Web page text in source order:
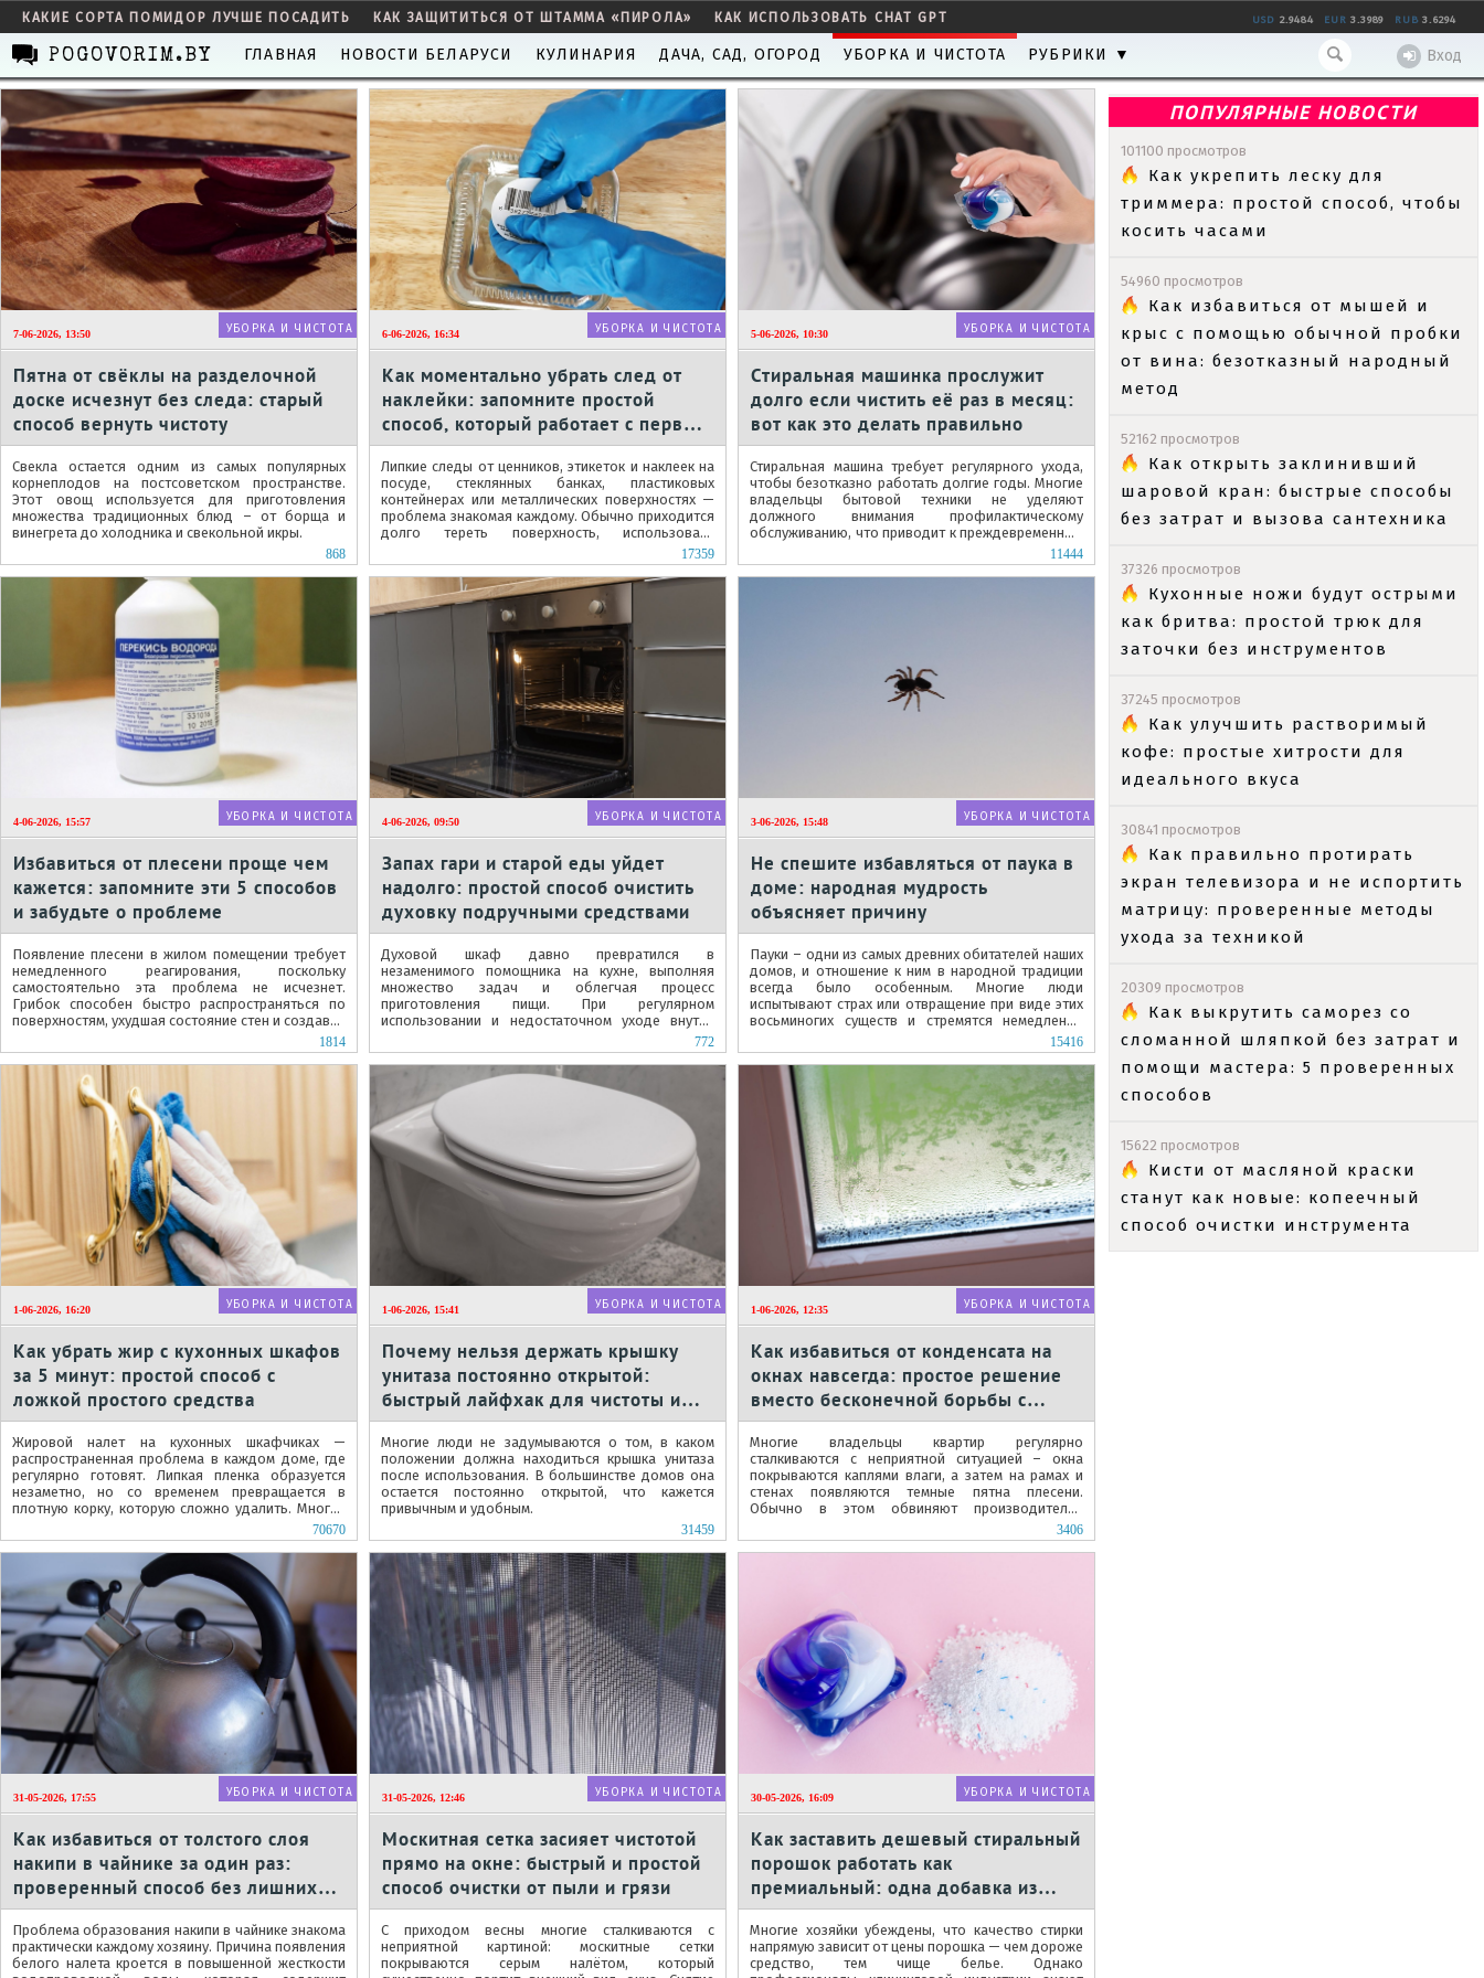
КАКИЕ СОРТА ПОМИДОР ЛУЧШЕ ПОСАДИТЬ КАК ЗАЩИТИТЬСЯ ОТ ШТАММА «ПИРОЛА» КАК ИСПОЛЬЗОВАТЬ CHAT GPT USD 2.9484 EUR 3.3989 RUB 3.6294
Вход
POGOVORIM.BY ГЛАВНАЯ НОВОСТИ БЕЛАРУСИ КУЛИНАРИЯ ДАЧА, САД, ОГОРОД УБОРКА И ЧИСТОТА РУБРИКИ ▼
ПОПУЛЯРНЫЕ НОВОСТИ
101100 просмотров
Как укрепить леску для
триммера: простой способ, чтобы
косить часами
54960 просмотров
Как избавиться от мышей и
крыс с помощью обычной пробки
от вина: безотказный народный
метод
52162 просмотров
Как открыть заклинивший
шаровой кран: быстрые способы
без затрат и вызова сантехника
37326 просмотров
Кухонные ножи будут острыми
как бритва: простой трюк для
заточки без инструментов
37245 просмотров
Как улучшить растворимый
кофе: простые хитрости для
идеального вкуса
30841 просмотров
Как правильно протирать
экран телевизора и не испортить
матрицу: проверенные методы
ухода за техникой
20309 просмотров
Как выкрутить саморез со
сломанной шляпкой без затрат и
помощи мастера: 5 проверенных
способов
15622 просмотров
Кисти от масляной краски
станут как новые: копеечный
способ очистки инструмента
7-06-2026, 13:50 УБОРКА И ЧИСТОТА
Пятна от свёклы на разделочной
доске исчезнут без следа: старый
способ вернуть чистоту
Свекла остается одним из самых популярных
корнеплодов на постсоветском пространстве.
Этот овощ используется для приготовления
множества традиционных блюд – от борща и
винегрета до холодника и свекольной икры.
868
6-06-2026, 16:34 УБОРКА И ЧИСТОТА
Как моментально убрать след от
наклейки: запомните простой
способ, который работает с первого
раза
Липкие следы от ценников, этикеток и наклеек на
посуде, стеклянных банках, пластиковых
контейнерах или металлических поверхностях —
проблема знакомая каждому. Обычно приходится
долго тереть поверхность, использовать
17359
5-06-2026, 10:30 УБОРКА И ЧИСТОТА
Стиральная машинка прослужит
долго если чистить её раз в месяц:
вот как это делать правильно
Стиральная машина требует регулярного ухода,
чтобы безотказно работать долгие годы. Многие
владельцы бытовой техники не уделяют
должного внимания профилактическому
обслуживанию, что приводит к преждевременным
11444
4-06-2026, 15:57 УБОРКА И ЧИСТОТА
Избавиться от плесени проще чем
кажется: запомните эти 5 способов
и забудьте о проблеме
Появление плесени в жилом помещении требует
немедленного реагирования, поскольку
самостоятельно эта проблема не исчезнет.
Грибок способен быстро распространяться по
поверхностям, ухудшая состояние стен и создавая
1814
4-06-2026, 09:50 УБОРКА И ЧИСТОТА
Запах гари и старой еды уйдет
надолго: простой способ очистить
духовку подручными средствами
Духовой шкаф давно превратился в
незаменимого помощника на кухне, выполняя
множество задач и облегчая процесс
приготовления пищи. При регулярном
использовании и недостаточном уходе внутри
неизбежно появляются неприятные запахи, с
которыми многие...
772
3-06-2026, 15:48 УБОРКА И ЧИСТОТА
Не спешите избавляться от паука в
доме: народная мудрость
объясняет причину
Пауки – одни из самых древних обитателей наших
домов, и отношение к ним в народной традиции
всегда было особенным. Многие люди
испытывают страх или отвращение при виде этих
восьминогих существ и стремятся немедленно
15416
1-06-2026, 16:20 УБОРКА И ЧИСТОТА
Как убрать жир с кухонных шкафов
за 5 минут: простой способ с
ложкой простого средства
Жировой налет на кухонных шкафчиках —
распространенная проблема в каждом доме, где
регулярно готовят. Липкая пленка образуется
незаметно, но со временем превращается в
плотную корку, которую сложно удалить. Многие
70670
1-06-2026, 15:41 УБОРКА И ЧИСТОТА
Почему нельзя держать крышку
унитаза постоянно открытой:
быстрый лайфхак для чистоты и
порядка
Многие люди не задумываются о том, в каком
положении должна находиться крышка унитаза
после использования. В большинстве домов она
остается постоянно открытой, что кажется
привычным и удобным.
31459
1-06-2026, 12:35 УБОРКА И ЧИСТОТА
Как избавиться от конденсата на
окнах навсегда: простое решение
вместо бесконечной борьбы с
влагой
Многие владельцы квартир регулярно
сталкиваются с неприятной ситуацией – окна
покрываются каплями влаги, а затем на рамах и
стенах появляются темные пятна плесени.
Обычно в этом обвиняют производителей
3406
31-05-2026, 17:55 УБОРКА И ЧИСТОТА
Как избавиться от толстого слоя
накипи в чайнике за один раз:
проверенный способ без лишних
затрат
Проблема образования накипи в чайнике знакома
практически каждому хозяину. Причина появления
белого налета кроется в повышенной жесткости
31-05-2026, 12:46 УБОРКА И ЧИСТОТА
Москитная сетка засияет чистотой
прямо на окне: быстрый и простой
способ очистки от пыли и грязи
С приходом весны многие сталкиваются с
неприятной картиной: москитные сетки
покрываются серым налётом, который
30-05-2026, 16:09 УБОРКА И ЧИСТОТА
Как заставить дешевый стиральный
порошок работать как
премиальный: одна добавка из
кухни творит чудеса
Многие хозяйки убеждены, что качество стирки
напрямую зависит от цены порошка — чем дороже
средство, тем чище белье. Однако